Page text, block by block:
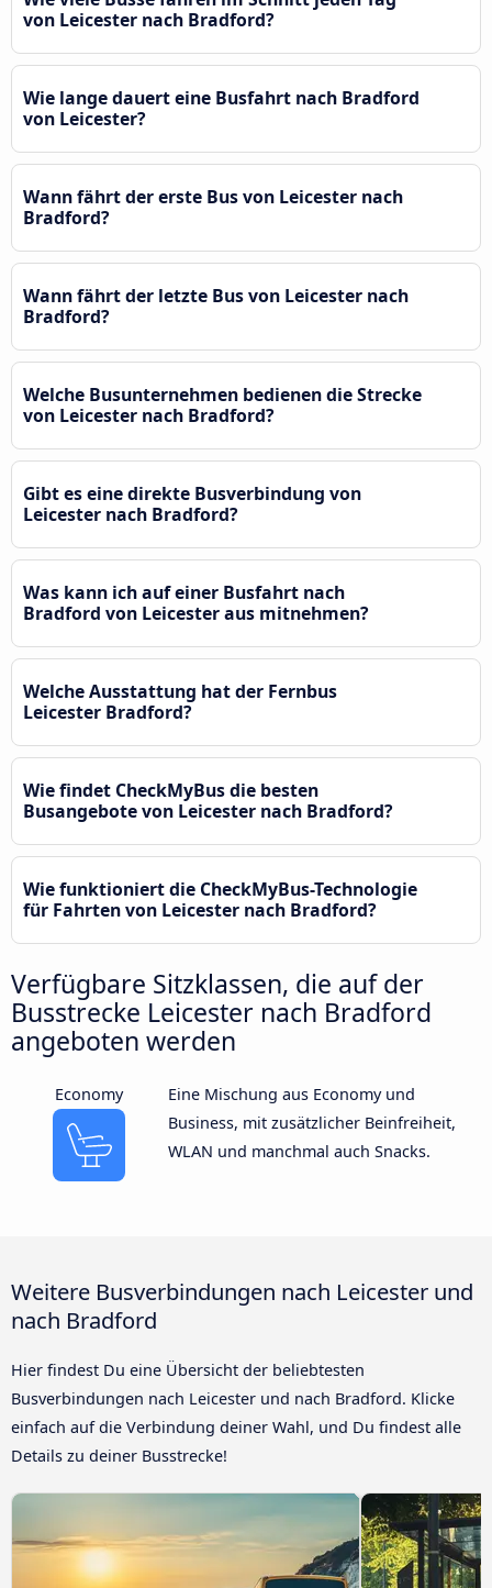
von Leicester nach Bradford?
Wie lange dauert eine Busfahrt nach Bradford
von Leicester?
Wann fährt der erste Bus von Leicester nach
Bradford?
Wann fährt der letzte Bus von Leicester nach
Bradford?
Welche Busunternehmen bedienen die Strecke
von Leicester nach Bradford?
Gibt es eine direkte Busverbindung von
Leicester nach Bradford?
Was kann ich auf einer Busfahrt nach
Bradford von Leicester aus mitnehmen?
Welche Ausstattung hat der Fernbus
Leicester Bradford?
Wie findet CheckMyBus die besten
Busangebote von Leicester nach Bradford?
Wie funktioniert die CheckMyBus-Technologie
für Fahrten von Leicester nach Bradford?
Verfügbare Sitzklassen, die auf der
Busstrecke Leicester nach Bradford
angeboten werden
Economy
Eine Mischung aus Economy und
Business, mit zusätzlicher Beinfreiheit,
WLAN und manchmal auch Snacks.
Weitere Busverbindungen nach Leicester und
nach Bradford
Hier findest Du eine Übersicht der beliebtesten
Busverbindungen nach Leicester und nach Bradford. Klicke
einfach auf die Verbindung deiner Wahl, und Du findest alle
Details zu deiner Busstrecke!